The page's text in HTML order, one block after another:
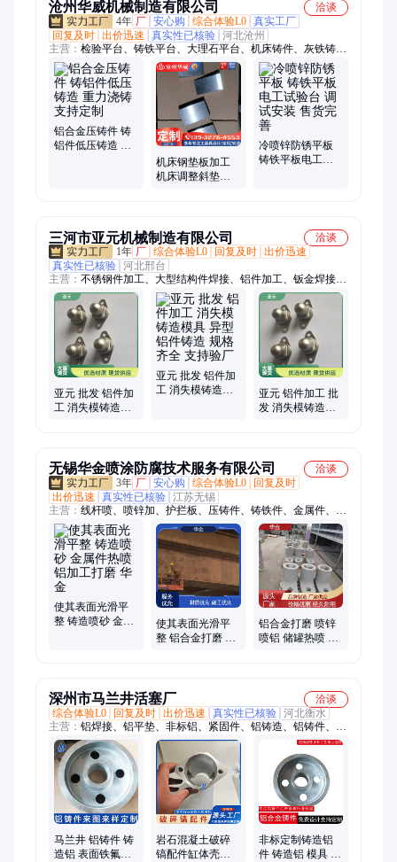
沧州华威机械制造有限公司
洽谈
4年 厂 安心购 综合体验L0 真实工厂
回复及时 出价迅速 真实性已核验 河北沧州
主营： 检验平台、铸铁平台、大理石平台、机床铸件、灰铁铸
件、消失模铸件、划线平台、铸铁平板、T型槽平台、三维柔性
焊接平台、垫铁、地轨、铸铁弯板、铸铁平尺、铝镁平尺、大型
铸铁平台、电机试验平台、铁地板、柔性多孔焊接平台、焊接平
台、现货开槽平台、攻丝机平台、装配平台、T型槽工作台
铝合金压铸件 铸
铝件低压铸造 重
机床钢垫板加工
机床调整斜垫铁
冷喷锌防锈平板
铸铁平板电工试
三河市亚元机械制造有限公司
洽谈
1年 厂 综合体验L0 回复及时 出价迅速
真实性已核验 河北邢台
主营： 不锈钢件加工、大型结构件焊接、铝件加工、钣金焊接、
不锈钢焊接
亚元 批发 铝件加
工 消失模铸造模
亚元 批发 铝件加
工 消失模铸造模
亚元 铝件加工 批
发 消失模铸造模
无锡华金喷涂防腐技术服务有限公司
洽谈
3年 厂 安心购 综合体验L0
回复及时
出价迅速
真实性已核验 江苏无锡
主营： 线杆喷、喷锌加、护拦板、压铸件、铸铁件、金属件、碳
钢件、压风机、龙门架、钢结构、石榴石、锌合金、喷涂加、铝
合金、旋转架、金刚板、铁打磨、喷漆项、架子管、铁管喷、喷
漆加、铝加工、玻璃珠、锈钢材、护栏类
使其表面光滑平
整 铸造喷砂 金属
使其表面光滑平
整 铝合金打磨 旧
铝合金打磨 喷锌
喷铝 储罐热喷 使
深州市马兰井活塞厂
洽谈
综合体验L0
回复及时 出价迅速 真实性已核验 河北衡水
主营： 铝焊接、铝平垫、非标铝、紧固件、铝铸造、铝铸件、配
件活塞、气缸配件、铝精铸件、铝合金铸件、压缩机配件、机械
铝配件、发动机配件、铝合金铸造、排气阀配件、毛坯铸造铝、
空压机、浇铸模具、中型活塞、铝表面处理、复盛压缩机、压缩
机活塞、发动机活塞、低温切断阀、润滑铝合金
马兰井 铝铸件 铸
造铝 表面铁氟龙
岩石混凝土破碎
镐配件缸体壳体
非标定制铸造铝
件 铸造铝 模具 浇